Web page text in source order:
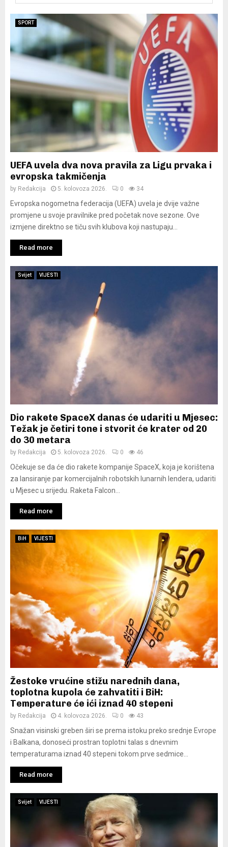
Y
N
U
SPORT
UEFA uvela dva nova pravila za Ligu prvaka i
evropska takmičenja
by Redakcija 5. kolovoza 2026. 0 34
Evropska nogometna federacija (UEFA) uvela je dvije važne
promjene u svoje pravilnike pred početak nove sezone. Ove
izmjene direktno se tiču svih klubova koji nastupaju...
Read more
Svijet VIJESTI
Dio rakete SpaceX danas će udariti u Mjesec:
Težak je četiri tone i stvorit će krater od 20
do 30 metara
by Redakcija 5. kolovoza 2026. 0 46
Očekuje se da će dio rakete kompanije SpaceX, koja je korištena
za lansiranje par komercijalnih robotskih lunarnih lendera, udariti
u Mjesec u srijedu. Raketa Falcon...
Read more
BiH VIJESTI
Žestoke vrućine stižu narednih dana,
toplotna kupola će zahvatiti i BiH:
Temperature će ići iznad 40 stepeni
by Redakcija 4. kolovoza 2026. 0 43
Snažan visinski greben širi se prema istoku preko srednje Evrope
i Balkana, donoseći prostran toplotni talas s dnevnim
temperaturama iznad 40 stepeni tokom prve sedmice...
Read more
Svijet VIJESTI